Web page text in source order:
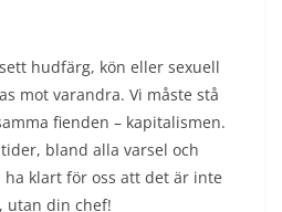
hudfärg, kön eller sexuell
mot varandra. Vi måste stå
fienden – kapitalismen.
bland alla varsel och
klart för oss att det är inte
utan din chef!